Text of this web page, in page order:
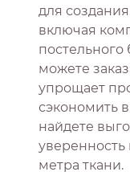
для
включая
постельного
можете
упрощает
сэкономить
найдете
уверенность
метра ткани.